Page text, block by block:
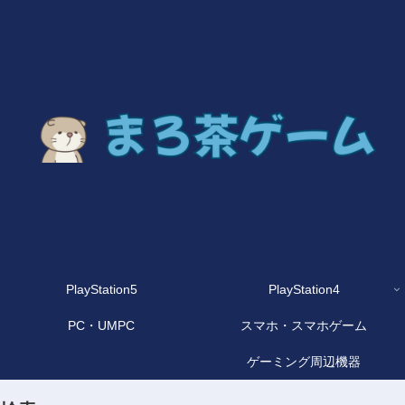
PlayStation5 PlayStation4
PC・UMPC スマホ・スマホゲーム
ゲーミング周辺機器